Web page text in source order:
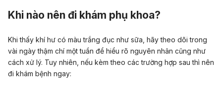
Khi nào nên đi khám phụ khoa?
Khi thấy khí hư có màu trắng đục như sữa, hãy theo dõi trong
vài ngày thậm chí một tuần để hiểu rõ nguyên nhân cũng như
cách xử lý. Tuy nhiên, nếu kèm theo các trường hợp sau thì nên
đi khám bệnh ngay: